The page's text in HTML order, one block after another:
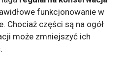
funkcjonowanie w
Chociaż części są na ogół
może zmniejszyć ich